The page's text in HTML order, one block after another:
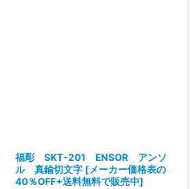
福彫 SKT-201 ENSOR アンソ
ル 真鍮切文字 [メーカー価格表の
40％OFF+送料無料で販売中]